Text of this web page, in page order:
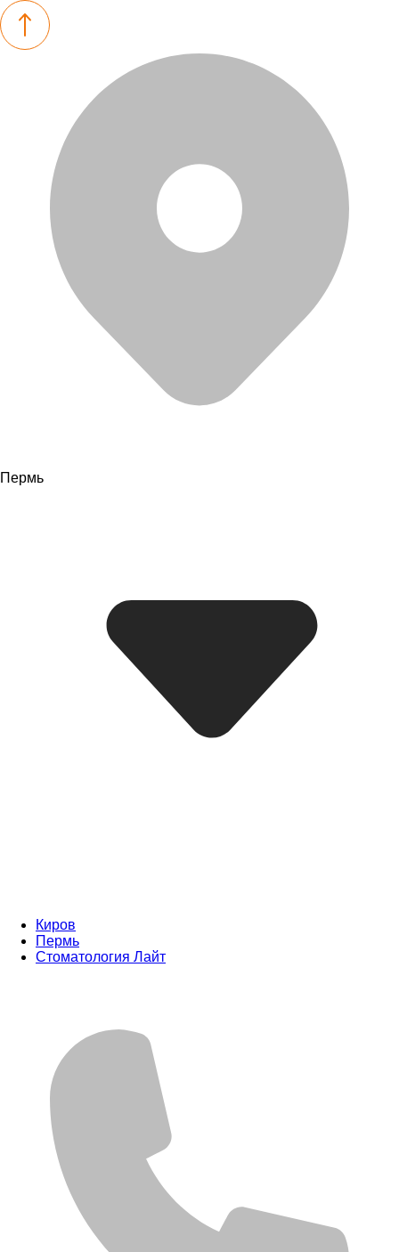
Пермь
Киров
Пермь
Стоматология Лайт